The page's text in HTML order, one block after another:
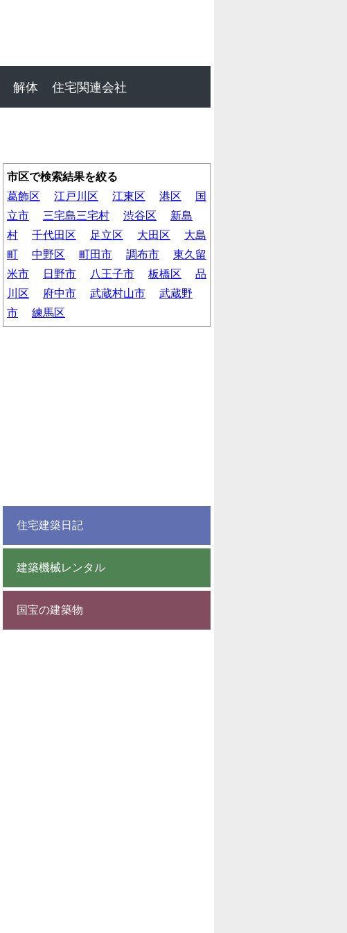
解体 住宅関連会社
市区で検索結果を絞る
葛飾区
江戸川区 江東区 港区
国
立市
三宅島三宅村 渋谷区
新島
村
千代田区 足立区 大田区
大島
町
中野区 町田市 調布市
東久留
米市
日野市 八王子市 板橋区
品
川区
府中市 武蔵村山市
武蔵野
市
練馬区
住宅建築日記
建築機械レンタル
国宝の建築物